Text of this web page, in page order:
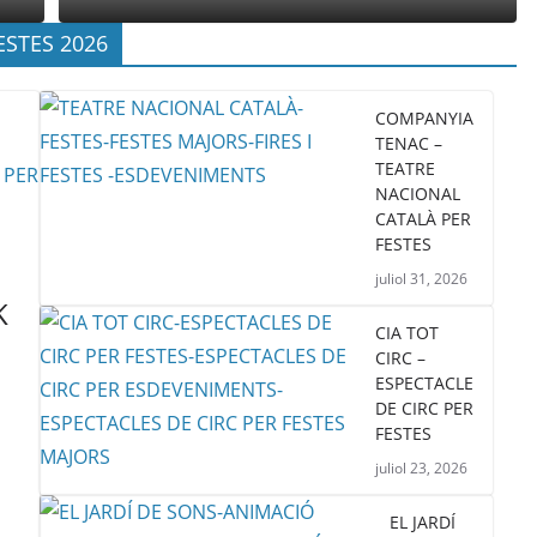
2026
COMPANYIA
TENAC –
TEATRE
NACIONAL
CATALÀ PER
FESTES
juliol 31, 2026
CIA TOT
CIRC –
ESPECTACLE
DE CIRC PER
FESTES
juliol 23, 2026
EL JARDÍ